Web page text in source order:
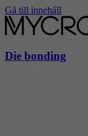
Gå till innehåll
Die bonding